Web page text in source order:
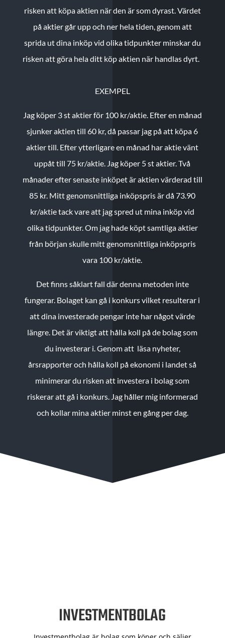
risken att köpa aktien när den är som dyrast. Värdet
på aktier går upp och ner hela tiden, genom att
sprida ut dina inköp vid olika tidpunkter minskar du
risken att göra hela ditt köp aktien när handlas dyrt.
EXEMPEL
Jag köper 3 st aktier för 100 kr/aktie. Efter en månad
sjunker aktien till 60 kr, då passar jag på att köpa 6
aktier till. Efter ytterligare en månad har aktie vänt
uppåt till 75 kr/aktie. Jag köper 5 st aktier.Två
månader efter senaste inköpet är aktien värderad till
85 kr. Mitt genomsnittliga inköpspris är då 73.90
kr/aktie tack vare att jag spred ut mina inköp vid
olika tidpunkter. Om jag hade köpt samtliga aktier
från början skulle mitt genomsnittliga inköpspris
vara 100 kr/aktie.
Det finns såklart fall där denna metoden inte
fungerar. Bolaget kan gå i konkurs vilket resulterar i
att dina investerade pengar inte har något värde
längre. Det är viktigt att hålla koll på de bolag som
du investerar i. Genom att läsa nyheter,
årsrapporter och hålla koll på ekonomi i landet så
minimerar du risken att investera i bolag som
riskerar att gå i konkurs. Jag håller mig informerad
och kollar mina aktier minst en gång per dag.
INVESTMENTBOLAG